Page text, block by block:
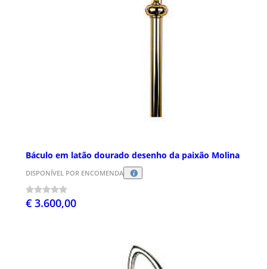
Báculo em latão dourado desenho da paixão Molina
DISPONÍVEL POR ENCOMENDA
€ 3.600,00